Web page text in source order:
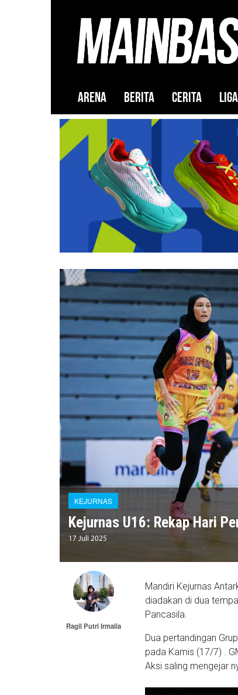
ARENA BERITA CERITA
KEJURNAS
Kejurnas U16: Rekap Hari
17 Juli 2025
Ragil Putri Irmalia
Mandiri Kejurnas
diadakan di dua
Pancasila.
Dua pertandingan
pada Kamis (17/7) .
Aksi saling mengejar